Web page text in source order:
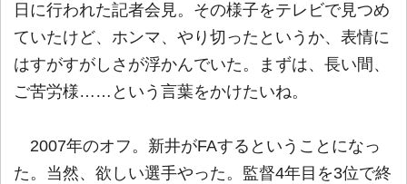
日に行われた記者会見。その様子をテレビで見つめ
ていたけど、ホンマ、やり切ったというか、表情に
はすがすがしさが浮かんでいた。まずは、長い間、
ご苦労様……という言葉をかけたいね。
2007年のオフ。新井がFAするということになっ
た。当然、欲しい選手やった。監督4年目を3位で終